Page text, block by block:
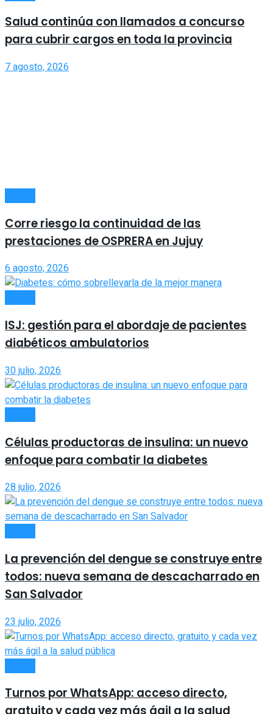
Salud continúa con llamados a concurso
para cubrir cargos en toda la provincia
7 agosto, 2026
Corre riesgo la continuidad de las
prestaciones de OSPRERA en Jujuy
6 agosto, 2026
ISJ: gestión para el abordaje de pacientes
diabéticos ambulatorios
30 julio, 2026
Células productoras de insulina: un nuevo
enfoque para combatir la diabetes
28 julio, 2026
La prevención del dengue se construye entre
todos: nueva semana de descacharrado en
San Salvador
23 julio, 2026
Turnos por WhatsApp: acceso directo,